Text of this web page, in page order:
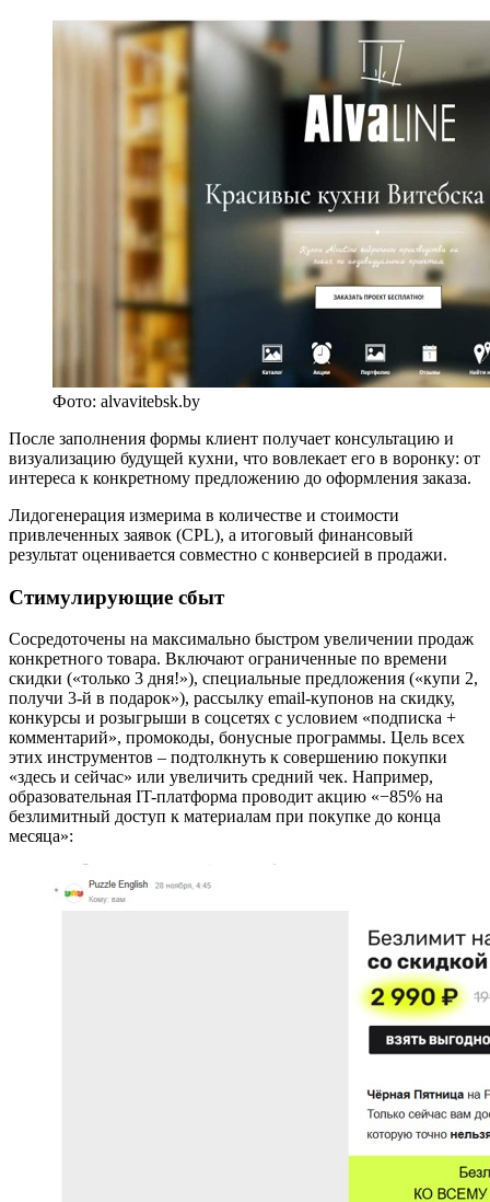
Фото: alvavitebsk.by
После заполнения формы клиент получает консультацию и
визуализацию будущей кухни, что вовлекает его в воронку: от
интереса к конкретному предложению до оформления заказа.
Лидогенерация измерима в количестве и стоимости
привлеченных заявок (CPL), а итоговый финансовый
результат оценивается совместно с конверсией в продажи.
Стимулирующие сбыт
Сосредоточены на максимально быстром увеличении продаж
конкретного товара. Включают ограниченные по времени
скидки («только 3 дня!»), специальные предложения («купи 2,
получи 3-й в подарок»), рассылку email-купонов на скидку,
конкурсы и розыгрыши в соцсетях с условием «подписка +
комментарий», промокоды, бонусные программы. Цель всех
этих инструментов – подтолкнуть к совершению покупки
«здесь и сейчас» или увеличить средний чек. Например,
образовательная IT-платформа проводит акцию «−85% на
безлимитный доступ к материалам при покупке до конца
месяца»: